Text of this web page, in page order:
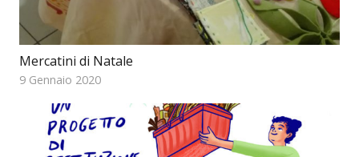
Mercatini di Natale
9 Gennaio 2020